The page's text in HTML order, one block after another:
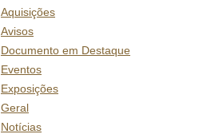
Aquisições
Avisos
Documento em Destaque
Eventos
Exposições
Geral
Notícias